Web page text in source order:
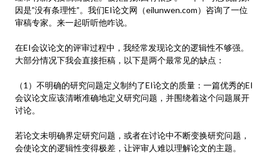
因是”没有条理性”。我们EI论文网（eilunwen.com）咨询了一位
审稿专家。来一起听听他咋说。
在EI会议论文的评审过程中，我经常发现论文的逻辑性不够强。
大部分情况下我会直接拒稿，以下是两个最常见的缺点：
（1）不明确的研究问题定义制约了EI论文的质量：一篇优秀的EI
会议论文应该清晰准确地定义研究问题，并围绕着这个问题展开
讨论。
若论文未明确界定研究问题，或者在讨论中不断变换研究问题，
会使论文的逻辑性变得极差，让评审人难以理解论文的主题。